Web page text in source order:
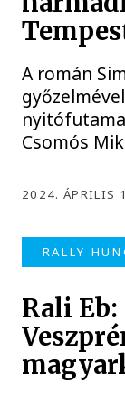
A román
Csomós
2024. ÁPRILIS
RALLY
Rali